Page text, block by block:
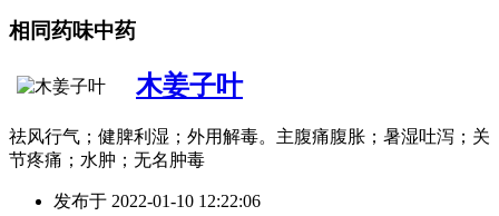
相同药味中药
木姜子叶
祛风行气；健脾利湿；外用解毒。主腹痛腹胀；暑湿吐泻；关
节疼痛；水肿；无名肿毒
发布于 2022-01-10 12:22:06